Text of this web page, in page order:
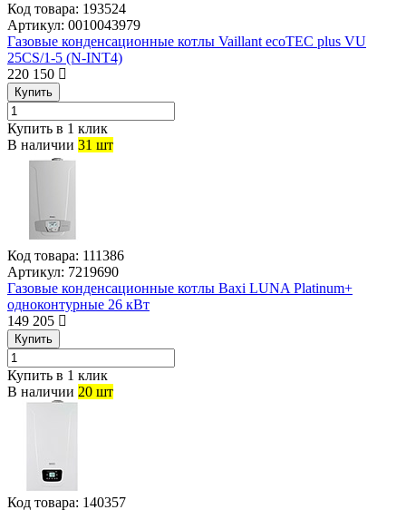
Код товара: 193524
Артикул: 0010043979
Газовые конденсационные котлы Vaillant ecoTEC plus VU
25CS/1-5 (N-INT4)
220 150
Купить
Купить в 1 клик
В наличии 31 шт
Код товара: 111386
Артикул: 7219690
Газовые конденсационные котлы Baxi LUNA Platinum+
одноконтурные 26 кВт
149 205
Купить
Купить в 1 клик
В наличии 20 шт
Код товара: 140357